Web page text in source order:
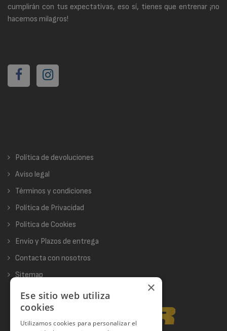
cumplirán con tus expectativas, eso sí, tienes que entrenar ¡no
hacemos milagros!
Política de devoluciones
Aviso legal
Términos y condiciones
Política de Privacidad
Política de Cookies
Envío y Plazos de entrega
Contacta con nosotros
Sitemap
×
Ese sitio web utiliza
cookies
Utilizamos cookies para personalizar el